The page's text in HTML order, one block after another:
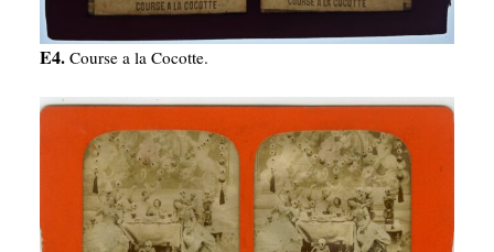
E4. Course a la Cocotte.